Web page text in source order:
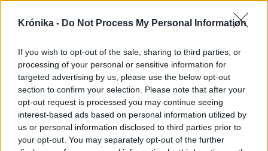
Krónika - Do Not Process My Personal Information
If you wish to opt-out of the sale, sharing to third parties, or
processing of your personal or sensitive information for
targeted advertising by us, please use the below opt-out
section to confirm your selection. Please note that after your
opt-out request is processed you may continue seeing
interest-based ads based on personal information utilized by
us or personal information disclosed to third parties prior to
your opt-out. You may separately opt-out of the further